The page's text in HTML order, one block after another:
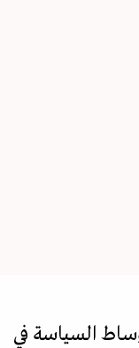
السياسة في